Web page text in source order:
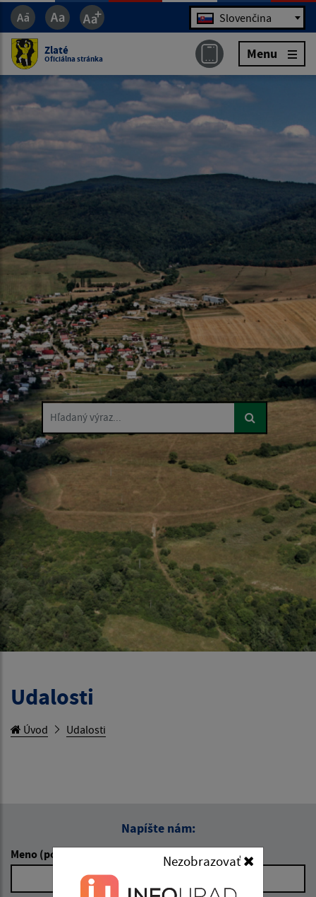
Jazyk Slovenčina
Zlaté
Oficiálna stránka Menu
Hľadaný výraz...
Udalosti
Úvod Udalosti
Napíšte nám:
Meno (povinné) Nezobrazovať